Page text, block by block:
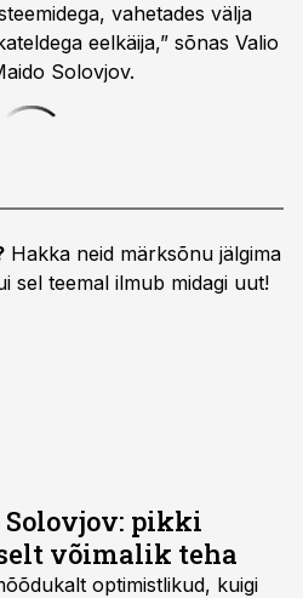
vahetades välja
eelkäija,” sõnas Valio
Solovjov.
Hakka neid märksõnu jälgima
sel teemal ilmub midagi uut!
pikki
võimalik teha
optimistlikud, kuigi